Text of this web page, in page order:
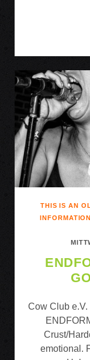
THIS IS AN
Cow Club e.V.
Crust/
emotional.